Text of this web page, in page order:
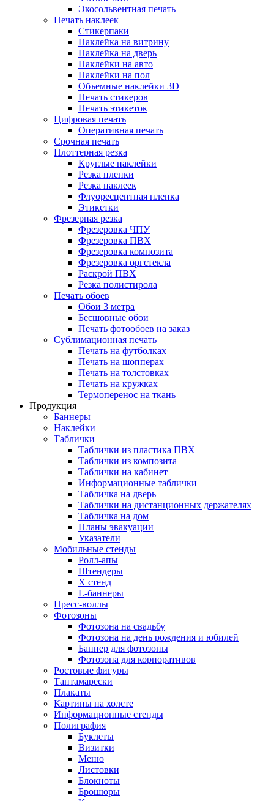
Экосольвентная печать
Печать наклеек
Стикерпаки
Наклейка на витрину
Наклейка на дверь
Наклейки на авто
Наклейки на пол
Объемные наклейки 3D
Печать стикеров
Печать этикеток
Цифровая печать
Оперативная печать
Срочная печать
Плоттерная резка
Круглые наклейки
Резка пленки
Резка наклеек
Флуоресцентная пленка
Этикетки
Фрезерная резка
Фрезеровка ЧПУ
Фрезеровка ПВХ
Фрезеровка композита
Фрезеровка оргстекла
Раскрой ПВХ
Резка полистирола
Печать обоев
Обои 3 метра
Бесшовные обои
Печать фотообоев на заказ
Сублимационная печать
Печать на футболках
Печать на шопперах
Печать на толстовках
Печать на кружках
Термоперенос на ткань
Продукция
Баннеры
Наклейки
Таблички
Таблички из пластика ПВХ
Таблички из композита
Таблички на кабинет
Информационные таблички
Табличка на дверь
Таблички на дистанционных держателях
Табличка на дом
Планы эвакуации
Указатели
Мобильные стенды
Ролл-апы
Штендеры
Х стенд
L-баннеры
Пресс-воллы
Фотозоны
Фотозона на свадьбу
Фотозона на день рождения и юбилей
Баннер для фотозоны
Фотозона для корпоративов
Ростовые фигуры
Тантамарески
Плакаты
Картины на холсте
Информационные стенды
Полиграфия
Буклеты
Визитки
Меню
Листовки
Блокноты
Брошюры